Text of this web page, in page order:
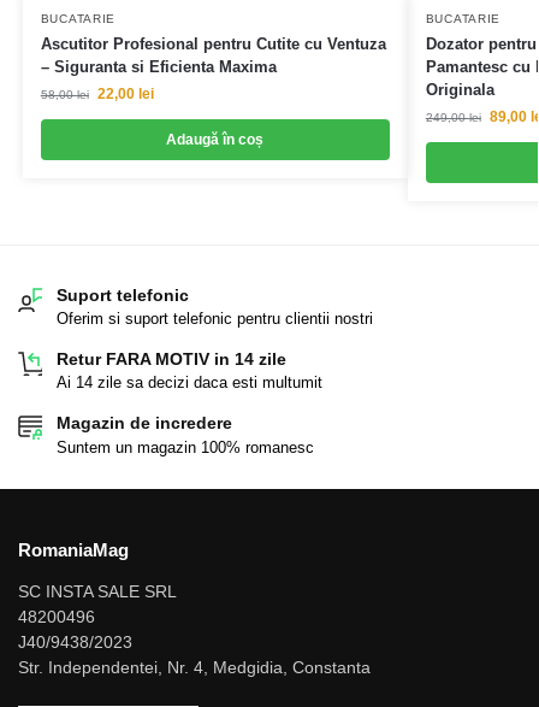
BUCATARIE
Ascutitor Profesional pentru Cutite cu Ventuza
– Siguranta si Eficienta Maxima
58,00lei 22,00 lei
Adaugă în coș
BUCATARIE
Dozator
Pamantesc cu
Originala
249,00lei 89,00
Suport telefonic
Oferim si suport telefonic pentru clientii nostri
Retur FARA MOTIV in 14 zile
Ai 14 zile sa decizi daca esti multumit
Magazin de incredere
Suntem un magazin 100% romanesc
RomaniaMag
SC INSTA SALE SRL
48200496
J40/9438/2023
Str. Independentei, Nr. 4, Medgidia, Constanta